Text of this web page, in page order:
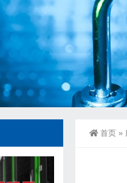
首页 »